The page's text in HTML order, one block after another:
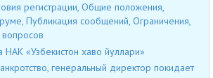
регистрации, Общие положения,
Публикация сообщений, Ограничения,
НАК «Узбекистон хаво йуллари»
генеральный директор покидает